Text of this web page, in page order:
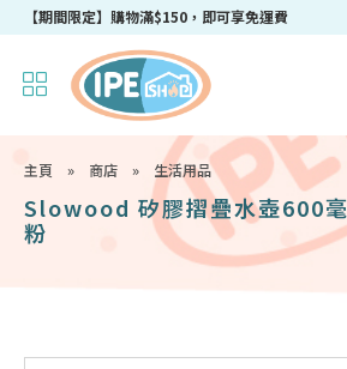
【期間限定】購物滿$150，即可享免運費
主頁 » 商店 » 生活用品
Slowood 矽膠摺疊水壺600
粉